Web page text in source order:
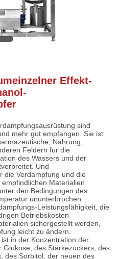
Effekt-
sind
mehr gut empfangen. Sie ist
Nahrung,
Feldern für die
des Wassers und der
Und
die Verdampfung und die
Materialien
den Bedingungen des
ununterbrochen
Leistungsfähigkeit, die
Betriebskosten
sichergestellt werden,
leicht zu ändern.
in der Konzentration der
des Stärkezuckers, des
des Sorbitol, der neuen des